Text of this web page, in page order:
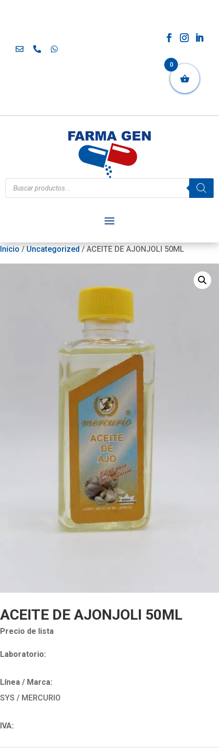
Búsqueda
de
productos
Inicio / Uncategorized / ACEITE DE AJONJOLI 50ML
ACEITE DE AJONJOLI 50ML
Precio de lista
Laboratorio:
Línea / Marca:
SYS / MERCURIO
IVA:
0